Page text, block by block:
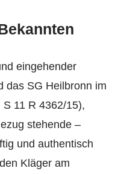
eingehender
das SG Heilbronn im
11 R 4362/15),
stehende –
und authentisch
Kläger am